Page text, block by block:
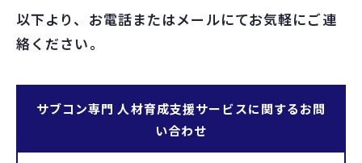
以下より、お電話またはメールにてお気軽にご連
絡ください。
サブコン専門 人材育成支援サービスに関するお問
い合わせ